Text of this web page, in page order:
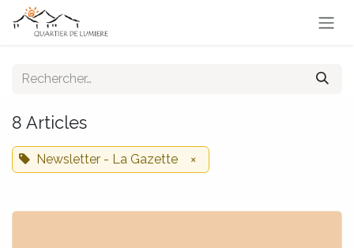
Se rendre au contenu
8 Articles
Newsletter - La Gazette ×